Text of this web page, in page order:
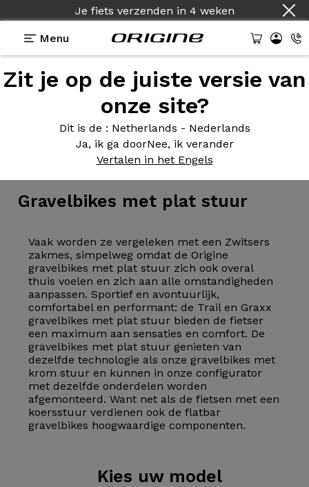
Je fiets verzenden in 4 weken
Menu
Zit je op de juiste versie van
onze site?
Dit is de : Netherlands - Nederlands
Ja, ik ga doorNee, ik verander
Vertalen in het Engels
Plat stuur>Gravel
Gravelbikes met plat stuur
Vaak worden ze vergeleken met een Zwitsers
zakmes, simpelweg omdat de Origine
gravelbikes met plat stuur zich ook overal
thuis voelen en zich aan alle omstandigheden
aanpassen. Sportief en avontuurlijk,
comfortabel en performant: de Trail en Graxx
gravelbikes met plat stuur bieden de fietser
een maximum aan sensaties en comfort. De
gravelbikes met plat stuur genieten van
dezelfde technologie als onze gravelbikes met
krom stuur en kunnen in onze configurator
met dezelfde onderdelen worden
afgemonteerd. Want net als de fietsen met een
koersstuur verdienen ook de flatbar
gravelbikes hoogwaardige componenten.
Kies uw model